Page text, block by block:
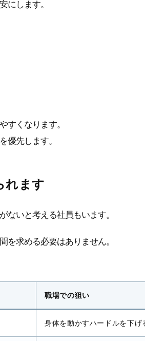
にします。
すくなります。
優先します。
れます
ないと考える社員もいます。
を求める必要はありません。
職場での狙い
身体を動かすハードルを下げ